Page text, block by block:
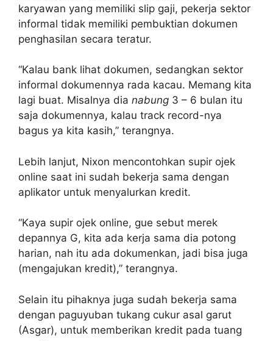
karyawan yang memiliki slip gaji, pekerja sektor
informal tidak memiliki pembuktian dokumen
penghasilan secara teratur.
“Kalau bank lihat dokumen, sedangkan sektor
informal dokumennya rada kacau. Memang kita
lagi buat. Misalnya dia nabung 3 – 6 bulan itu
saja dokumennya, kalau track record-nya
bagus ya kita kasih,” terangnya.
Lebih lanjut, Nixon mencontohkan supir ojek
online saat ini sudah bekerja sama dengan
aplikator untuk menyalurkan kredit.
“Kaya supir ojek online, gue sebut merek
depannya G, kita ada kerja sama dia potong
harian, nah itu ada dokumenkan, jadi bisa juga
(mengajukan kredit),” terangnya.
Selain itu pihaknya juga sudah bekerja sama
dengan paguyuban tukang cukur asal garut
(Asgar), untuk memberikan kredit pada tuang